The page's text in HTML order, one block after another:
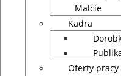
Malcie
Kadra
Oferty pracy